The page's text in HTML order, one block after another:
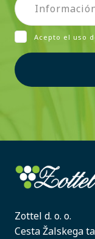
Acepto el uso
Zottel d. o. o.
Cesta Žalskega